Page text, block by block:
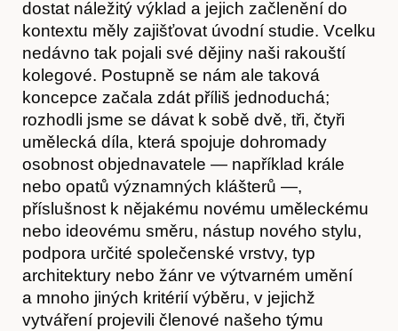
Obchod
dostat náležitý výklad a jejich začlenění do
kontextu měly zajišťovat úvodní studie. Vcelku
nedávno tak pojali své dějiny naši rakouští
kolegové. Postupně se nám ale taková
koncepce začala zdát příliš jednoduchá;
rozhodli jsme se dávat k sobě dvě, tři, čtyři
umělecká díla, která spojuje dohromady
osobnost objednavatele — například krále
nebo opatů významných klášterů —,
příslušnost k nějakému novému uměleckému
nebo ideovému směru, nástup nového stylu,
podpora určité společenské vrstvy, typ
architektury nebo žánr ve výtvarném umění
a mnoho jiných kritérií výběru, v jejichž
vytváření projevili členové našeho týmu